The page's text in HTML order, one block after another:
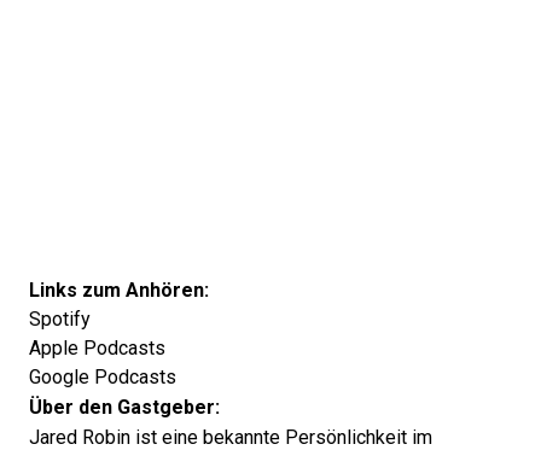
Links zum Anhören:
Spotify
Apple Podcasts
Google Podcasts
Über den Gastgeber:
Jared Robin ist eine bekannte Persönlichkeit im